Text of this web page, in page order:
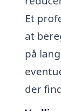
Et
at
på
der